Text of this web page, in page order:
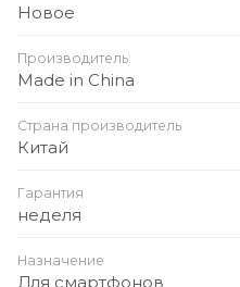
Новое
Производитель:
Made in China
Страна производитель
Китай
Гарантия
неделя
Назначение
Для смартфонов